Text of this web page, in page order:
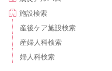
施設検索
産後ケア施設検索
産婦人科検索
婦人科検索